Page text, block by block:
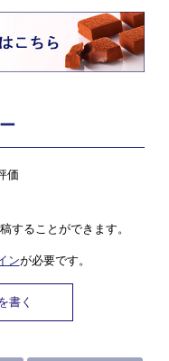
価
することができます。
ンが必要です。
書く